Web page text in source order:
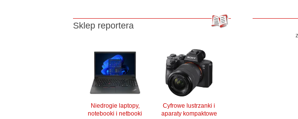
Sklep reportera
Niedrogie laptopy,
notebooki i netbooki
Cyfrowe lustrzanki i
aparaty kompaktowe